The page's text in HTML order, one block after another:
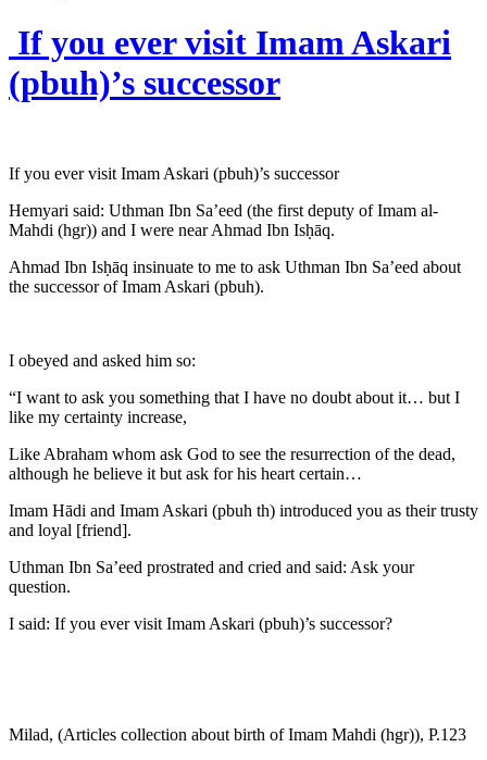
If you ever visit Imam Askari
(pbuh)’s successor
If you ever visit Imam Askari (pbuh)’s successor
Hemyari said: Uthman Ibn Sa’eed (the first deputy of Imam al-
Mahdi (hgr)) and I were near Ahmad Ibn Isḥāq.
Ahmad Ibn Isḥāq insinuate to me to ask Uthman Ibn Sa’eed about
the successor of Imam Askari (pbuh).
I obeyed and asked him so:
“I want to ask you something that I have no doubt about it… but I
like my certainty increase,
Like Abraham whom ask God to see the resurrection of the dead,
although he believe it but ask for his heart certain…
Imam Hādi and Imam Askari (pbuh th) introduced you as their trusty
and loyal [friend].
Uthman Ibn Sa’eed prostrated and cried and said: Ask your
question.
I said: If you ever visit Imam Askari (pbuh)’s successor?
Milad, (Articles collection about birth of Imam Mahdi (hgr)), P.123